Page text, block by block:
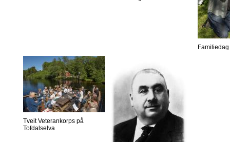
Tveit Veterankorps på
Tofdalselva